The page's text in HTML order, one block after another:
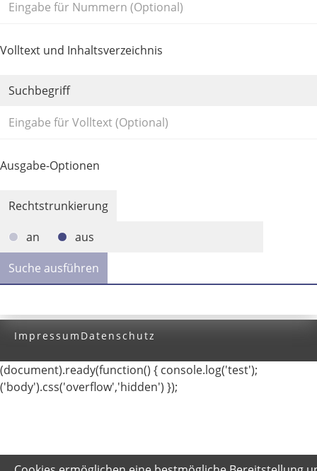
Volltext und Inhaltsverzeichnis
Suchbegriff
Ausgabe-Optionen
Rechtstrunkierung
an
aus
Impressum Datenschutz
(document).ready(function() { console.log('test');
('body').css('overflow','hidden') });